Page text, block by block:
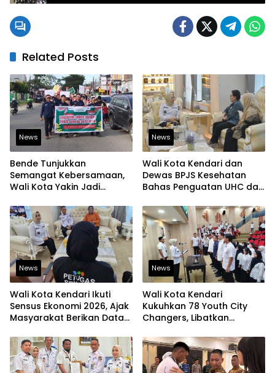
Related Posts
News
Bende Tunjukkan
Semangat Kebersamaan,
Wali Kota Yakin Jadi
Lain
News
Wali Kota Kendari dan
Dewas BPJS Kesehatan
Bahas Penguatan UHC dan
Kesehatan
News
Wali Kota Kendari Ikuti
Sensus Ekonomi 2026, Ajak
Masyarakat Berikan Data
News
Wali Kota Kendari
Kukuhkan 78 Youth City
Changers, Libatkan
Perubahan Kota